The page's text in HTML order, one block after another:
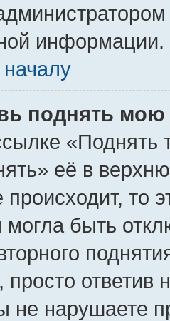
информации.
поднять мою
«Поднять
её в
происходит, то
могла быть
просто ответив
нарушаете